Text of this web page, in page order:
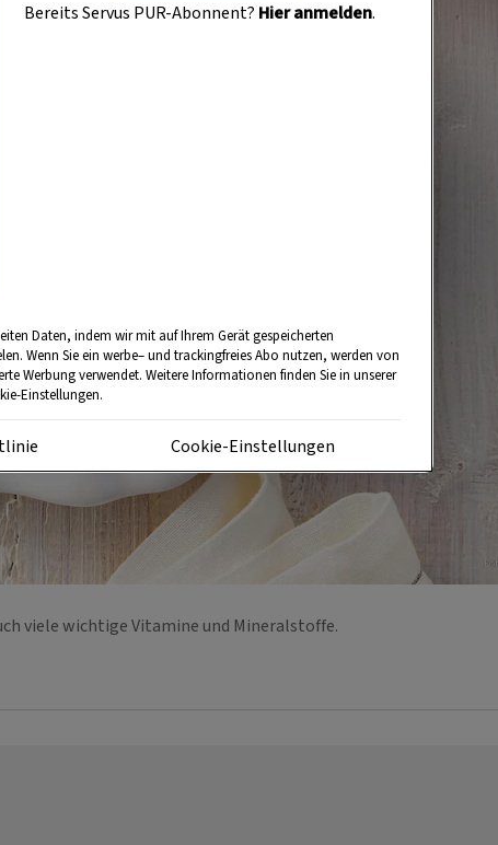
viele wichtige Vitamine und Mineralstoffe.
Bereits Servus PUR-Abonnent? Hier anmelden.
Daten, indem wir mit auf Ihrem Gerät gespeicherten
Wenn Sie ein werbe– und trackingfreies Abo nutzen, werden von
Werbung verwendet. Weitere Informationen finden Sie in unserer
Einstellungen.
Cookie-Einstellungen